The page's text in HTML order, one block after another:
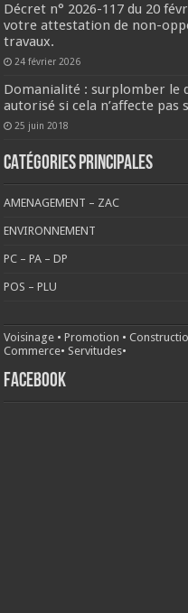
Décret n° 2026-117 du 20
votre attestation de non-
travaux.
24 février 2026
Domanialité : surplomber le
autorisé si cela n’affecte pas
25 juin 2018
CATÉGORIES PRINCIPALES
AMENAGEMENT – ZAC
ENVIRONNEMENT
PC – PA – DP
POS – PLU
Voisinage •Promotion •
Commerce• Servitudes•
FACEBOOK